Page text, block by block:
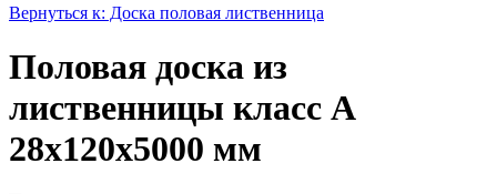
Вернуться к: Доска половая лиственница
Половая доска из
лиственницы класс А
28x120x5000 мм